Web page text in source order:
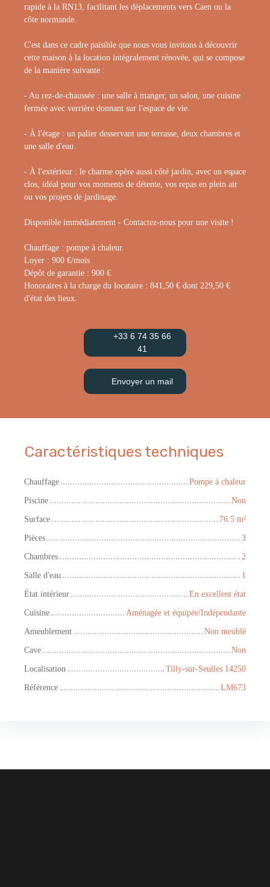
rapide à la RN13, facilitant les déplacements vers Caen ou la
côte normande.
C'est dans ce cadre paisible que nous vous invitons à découvrir
cette maison à la location intégralement rénovée, qui se compose
de la manière suivante :
- Au rez-de-chaussée : une salle à manger, un salon, une cuisine
fermée avec verrière donnant sur l'espace de vie.
- À l'étage : un palier desservant une terrasse, deux chambres et
une salle d'eau.
- À l'extérieur : le charme opère aussi côté jardin, avec un espace
clos, idéal pour vos moments de détente, vos repas en plein air
ou vos projets de jardinage.
Disponible immédiatement - Contactez-nous pour une visite !
Chauffage : pompe à chaleur.
Loyer : 900 €/mois
Dépôt de garantie : 900 €
Honoraires à la charge du locataire : 841,50 € dont 229,50 €
d'état des lieux.
+33 6 74 35 66
41
Envoyer un mail
Caractéristiques techniques
Chauffage
Pompe à chaleur
Piscine
Non
Surface
76.5 m²
Pièces
3
Chambres
2
Salle d'eau
1
État intérieur
En excellent état
Cuisine
Aménagée et équipée/Indépendante
Ameublement
Non meublé
Cave
Non
Localisation
Tilly-sur-Seulles 14250
Référence
LM673